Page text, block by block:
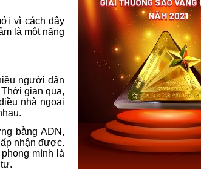
vì cách đây
là một năng
người dân
gian qua,
nhà ngoại
bằng ADN,
nhận được.
mình là